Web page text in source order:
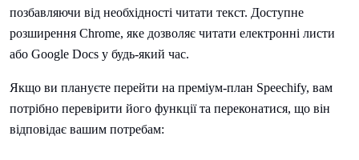
позбавляючи від необхідності читати текст. Доступне
розширення Chrome, яке дозволяє читати електронні листи
або Google Docs у будь-який час.
Якщо ви плануєте перейти на преміум-план Speechify, вам
потрібно перевірити його функції та переконатися, що він
відповідає вашим потребам: